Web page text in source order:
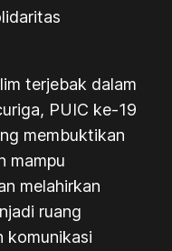
terjebak dalam
PUIC ke-19
membuktikan
mampu
melahirkan
ruang
komunikasi